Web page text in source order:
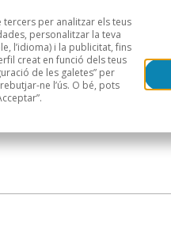
geogràfiques
per analitzar els teus
personalitzar la teva
l’idioma) i la publicitat, fins
creat en funció dels teus
de les galetes” per
ne l’ús. O bé, pots